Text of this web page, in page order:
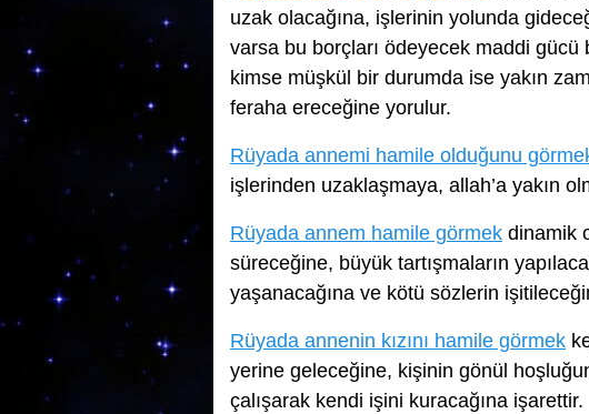
uzak olacağına, işlerinin yolunda
varsa bu borçları ödeyecek maddi gücü
kimse müşkül bir durumda ise yakın
feraha ereceğine yorulur.
Rüyada annemi hamile olduğunu
işlerinden uzaklaşmaya, allah’a yakın
Rüyada annem hamile görmek dinamik
süreceğine, büyük tartışmaların
yaşanacağına ve kötü sözlerin
Rüyada annenin kızını hamile görmek
yerine geleceğine, kişinin gönül
çalışarak kendi işini kuracağına işarettir.